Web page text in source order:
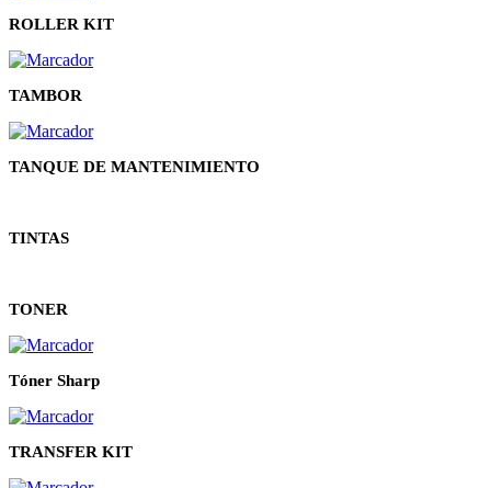
ROLLER KIT
TAMBOR
TANQUE DE MANTENIMIENTO
TINTAS
TONER
Tóner Sharp
TRANSFER KIT